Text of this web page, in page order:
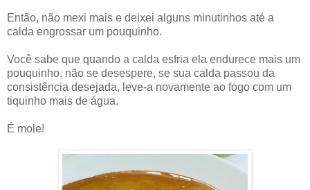
Então, não mexi mais e deixei alguns minutinhos até a
calda engrossar um pouquinho.
Você sabe que quando a calda esfria ela endurece mais um
pouquinho, não se desespere, se sua calda passou da
consistência desejada, leve-a novamente ao fogo com um
tiquinho mais de água.
É mole!